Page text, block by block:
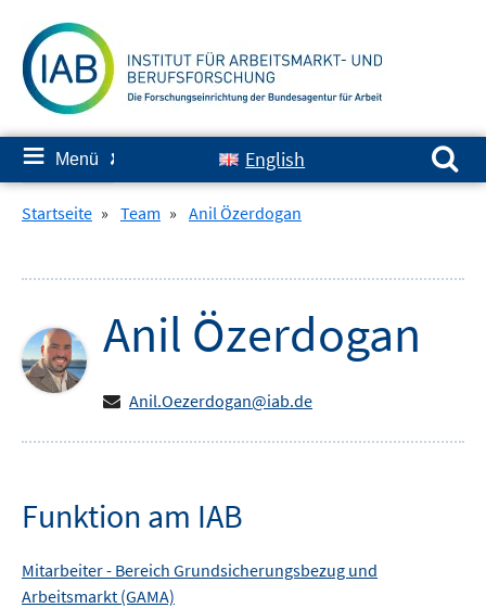
zum
Inhalt
≡ Menü ✘ English
Suchen nach:
Startseite » Team » Anil Özerdogan
Anil Özerdogan
Anil.Oezerdogan@iab.de
Funktion am IAB
Mitarbeiter - Bereich Grundsicherungsbezug und
Arbeitsmarkt (GAMA)